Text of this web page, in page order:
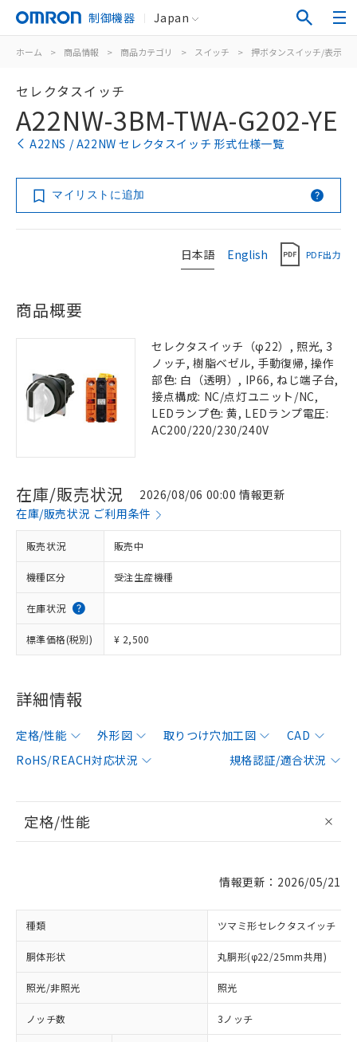
制御機器 Japan
ホーム > 商品情報 > 商品カテゴリ > スイッチ > 押ボタンスイッチ/表示灯
セレクタスイッチ
A22NW-3BM-TWA-G202-YE
A22NS / A22NW セレクタスイッチ 形式仕様一覧
マイリストに追加
日本語 English PDF出力
商品概要
セレクタスイッチ（φ22）, 照光, 3
ノッチ, 樹脂ベゼル, 手動復帰, 操作
部色: 白（透明）, IP66, ねじ端子台,
接点構成: NC/点灯ユニット/NC,
LEDランプ色: 黄, LEDランプ電圧:
AC200/220/230/240V
在庫/販売状況
2026/08/06 00:00 情報更新
在庫/販売状況 ご利用条件
販売状況 販売中
機種区分 受注生産機種
在庫状況
標準価格(税別) ¥ 2,500
詳細情報
定格/性能 外形図 取りつけ穴加工図
CAD
RoHS/REACH対応状況
規格認証/適合状況
定格/性能
情報更新：2026/05/21
種類 ツマミ形セレクタスイッチ
胴体形状 丸胴形(φ22/25mm共用)
照光/非照光 照光
ノッチ数 3ノッチ